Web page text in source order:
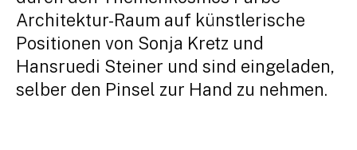
Architektur-Raum auf künstlerische
Positionen von Sonja Kretz und
Hansruedi Steiner und sind eingeladen,
selber den Pinsel zur Hand zu nehmen.